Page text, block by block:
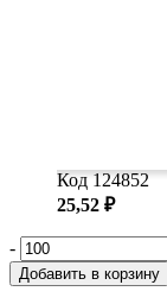
Код 124852
25,52 ₽
-
Добавить в корзину